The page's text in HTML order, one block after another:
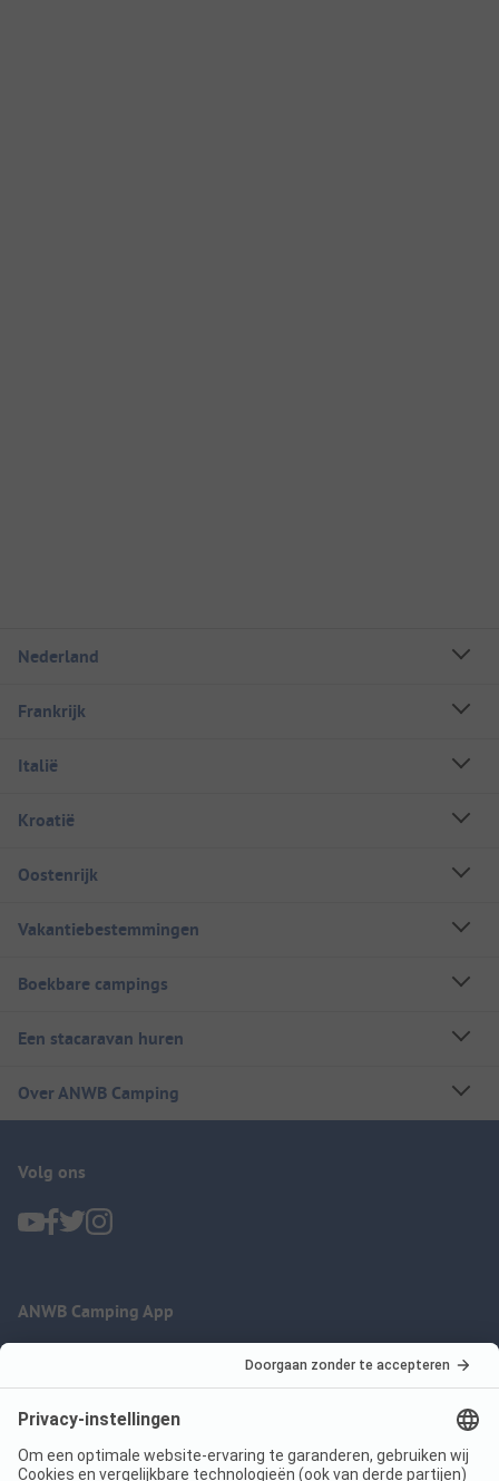
Nederland
Frankrijk
Italië
Kroatië
Oostenrijk
Vakantiebestemmingen
Boekbare campings
Een stacaravan huren
Over ANWB Camping
Volg ons
ANWB Camping App